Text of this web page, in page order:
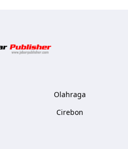
Olahraga
Cirebon